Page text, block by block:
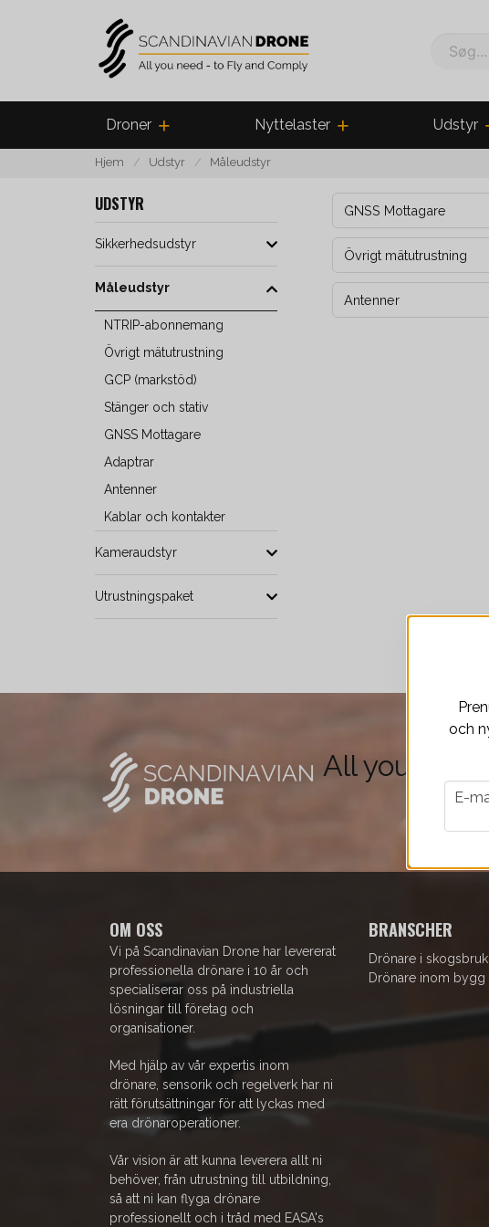
Søg...
Droner Nyttelaster Udstyr
Hjem Udstyr Måleudstyr
UDSTYR
Sikkerhedsudstyr
Måleudstyr
NTRIP-abonnemang
Övrigt mätutrustning
GCP (markstöd)
Stänger och stativ
GNSS Mottagare
Adaptrar
Antenner
Kablar och kontakter
Kameraudstyr
Utrustningspaket
GNSS Mottagare
Övrigt mätutrustning
Antenner
och
All you
OM OSS
Vi på Scandinavian Drone har levererat
professionella drönare i 10 år och
specialiserar oss på industriella
lösningar till företag och
organisationer.
Med hjälp av vår expertis inom
drönare, sensorik och regelverk har ni
rätt förutsättningar för att lyckas med
era drönaroperationer.
Vår vision är att kunna leverera allt ni
behöver, från utrustning till utbildning,
så att ni kan flyga drönare
professionellt och i tråd med EASA's
BRANSCHER
Drönare i skogsbruk
Drönare inom